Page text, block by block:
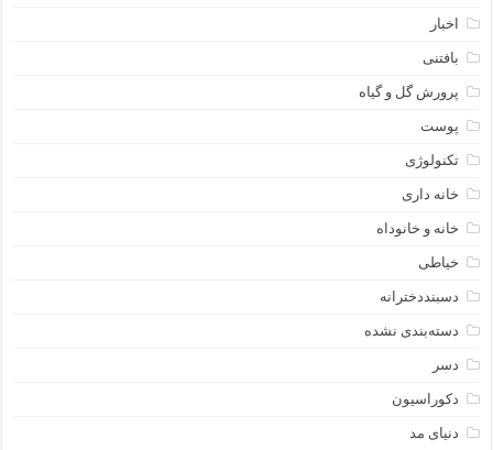
اخبار
بافتنی
پرورش گل و گیاه
پوست
تکنولوژی
خانه داری
خانه و خانوداه
خیاطی
دسبنددخترانه
دسته‌بندی نشده
دسر
دکوراسیون
دنیای مد